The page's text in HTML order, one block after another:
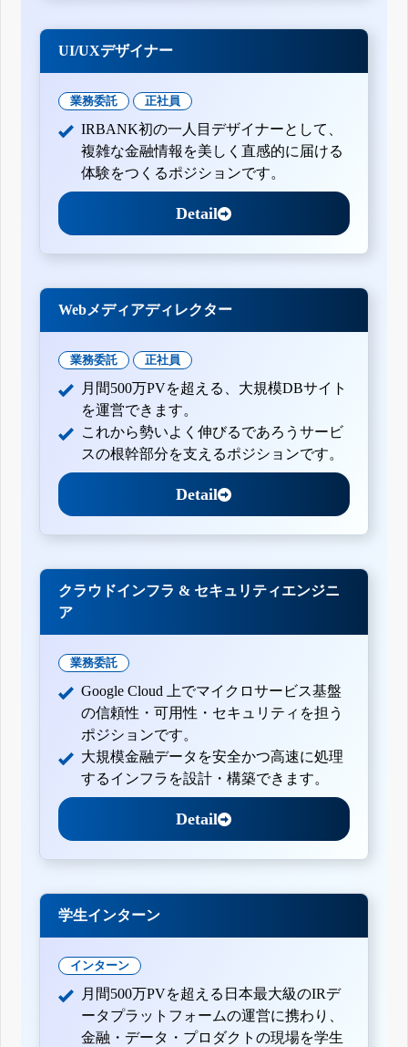
UI/UXデザイナー
業務委託 正社員
IRBANK初の一人目デザイナーとして、
複雑な金融情報を美しく直感的に届ける
体験をつくるポジションです。
Detail
Webメディアディレクター
業務委託 正社員
月間500万PVを超える、大規模DBサイト
を運営できます。
これから勢いよく伸びるであろうサービ
スの根幹部分を支えるポジションです。
Detail
クラウドインフラ & セキュリティエンジニ
ア
業務委託
Google Cloud 上でマイクロサービス基盤
の信頼性・可用性・セキュリティを担う
ポジションです。
大規模金融データを安全かつ高速に処理
するインフラを設計・構築できます。
Detail
学生インターン
インターン
月間500万PVを超える日本最大級のIRデ
ータプラットフォームの運営に携わり、
金融・データ・プロダクトの現場を学生